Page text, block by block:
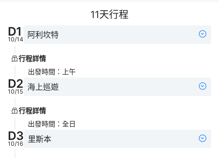
11天行程
D1
10/14 阿利坎特
行程詳情
出發時間 ： 上午
D2
10/15 海上巡遊
行程詳情
出發時間 ： 全日
D3
10/16 里斯本